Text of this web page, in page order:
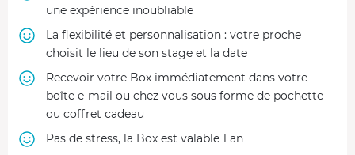
une expérience inoubliable
La flexibilité et personnalisation : votre proche
choisit le lieu de son stage et la date
Recevoir votre Box immédiatement dans votre
boîte e-mail ou chez vous sous forme de pochette
ou coffret cadeau
Pas de stress, la Box est valable 1 an